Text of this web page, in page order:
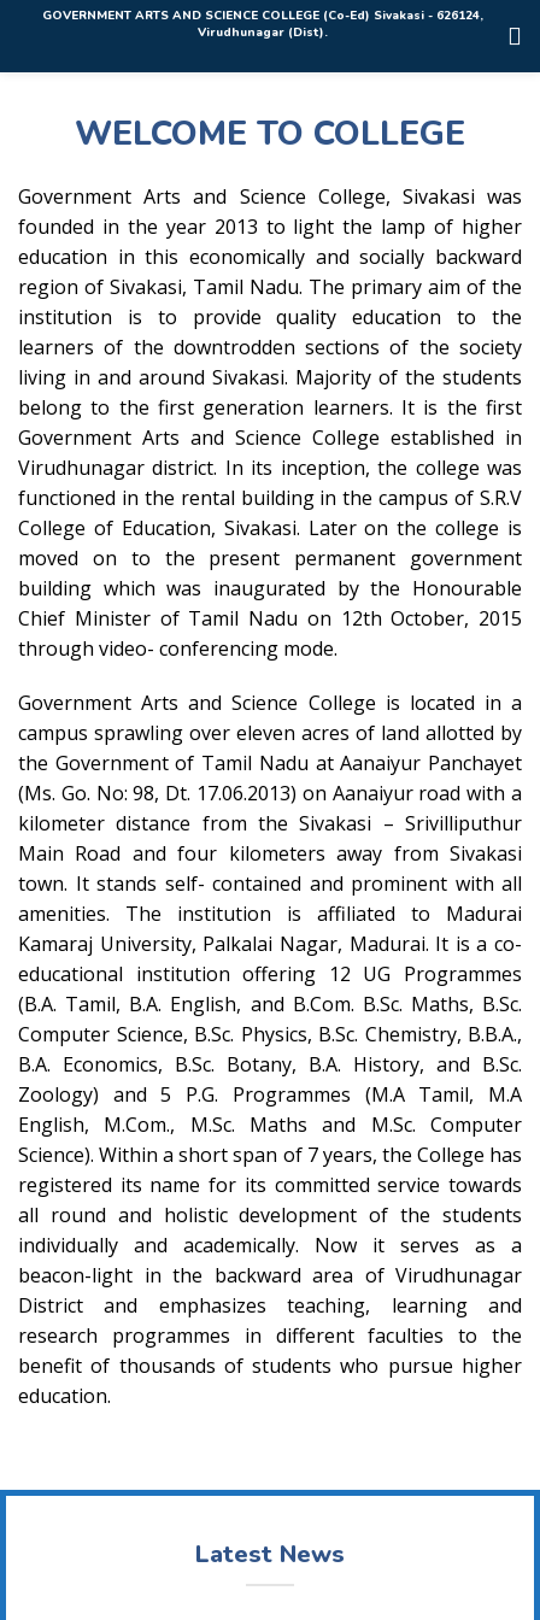
Rolex Replica Uhren Deutschland
GOVERNMENT ARTS AND SCIENCE COLLEGE (Co-Ed) Sivakasi - 626124,
Virudhunagar (Dist).
WELCOME TO COLLEGE
Government Arts and Science College, Sivakasi was
founded in the year 2013 to light the lamp of higher
education in this economically and socially backward
region of Sivakasi, Tamil Nadu. The primary aim of the
institution is to provide quality education to the
learners of the downtrodden sections of the society
living in and around Sivakasi. Majority of the students
belong to the first generation learners. It is the first
Government Arts and Science College established in
Virudhunagar district. In its inception, the college was
functioned in the rental building in the campus of S.R.V
College of Education, Sivakasi. Later on the college is
moved on to the present permanent government
building which was inaugurated by the Honourable
Chief Minister of Tamil Nadu on 12th October, 2015
through video- conferencing mode.
Government Arts and Science College is located in a
campus sprawling over eleven acres of land allotted by
the Government of Tamil Nadu at Aanaiyur Panchayet
(Ms. Go. No: 98, Dt. 17.06.2013) on Aanaiyur road with a
kilometer distance from the Sivakasi – Srivilliputhur
Main Road and four kilometers away from Sivakasi
town. It stands self- contained and prominent with all
amenities. The institution is affiliated to Madurai
Kamaraj University, Palkalai Nagar, Madurai. It is a co-
educational institution offering 12 UG Programmes
(B.A. Tamil, B.A. English, and B.Com. B.Sc. Maths, B.Sc.
Computer Science, B.Sc. Physics, B.Sc. Chemistry, B.B.A.,
B.A. Economics, B.Sc. Botany, B.A. History, and B.Sc.
Zoology) and 5 P.G. Programmes (M.A Tamil, M.A
English, M.Com., M.Sc. Maths and M.Sc. Computer
Science). Within a short span of 7 years, the College has
registered its name for its committed service towards
all round and holistic development of the students
individually and academically. Now it serves as a
beacon-light in the backward area of Virudhunagar
District and emphasizes teaching, learning and
research programmes in different faculties to the
benefit of thousands of students who pursue higher
education.
Latest News